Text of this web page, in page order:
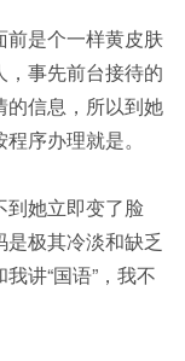
是个一样黄皮肤
事先前台接待的
的信息，所以到她
序办理就是。
她立即变了脸
极其冷淡和缺乏
讲“国语”，我不